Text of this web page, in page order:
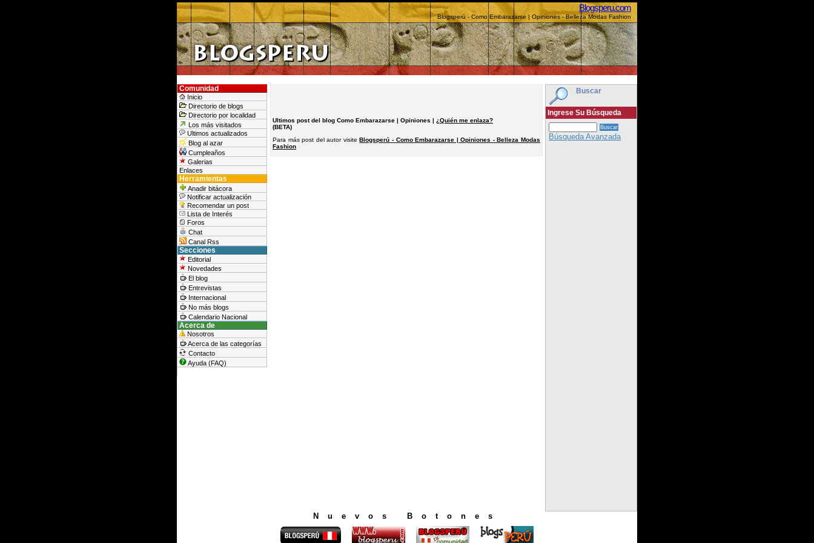
Blogsperu.com
Blogsperú - Como Embarazarse | Opiniones - Belleza Modas Fashion
Buscar
Ingrese Su Búsqueda
Búsqueda Avanzada
Comunidad
Inicio
Directorio de blogs
Directorio por localidad
Los más visitados
Ultimos actualizados
Blog al azar
Cumpleaños
Galerias
Enlaces
Herramientas
Anadir bitácora
Notificar actualización
Recomendar un post
Lista de Interés
Foros
Chat
Canal Rss
Secciones
Editorial
Novedades
El blog
Entrevistas
Internacional
No más blogs
Calendario Nacional
Acerca de
Nosotros
Acerca de las categorías
Contacto
Ayuda (FAQ)
Ultimos post del blog Como Embarazarse | Opiniones | ¿Quién me enlaza?
(BETA)
Para más post del autor visiteBlogsperú - Como Embarazarse | Opiniones - Belleza Modas
Fashion
Nuevos Botones